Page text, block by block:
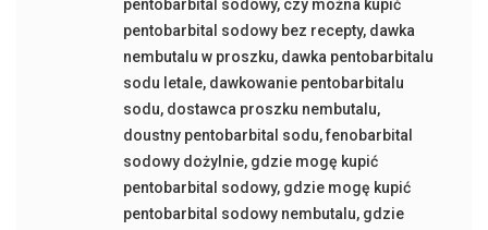
pentobarbital sodowy, czy można kupić
pentobarbital sodowy bez recepty, dawka
nembutalu w proszku, dawka pentobarbitalu
sodu letale, dawkowanie pentobarbitalu
sodu, dostawca proszku nembutalu,
doustny pentobarbital sodu,fenobarbital
sodowy dożylnie, gdzie mogę kupić
pentobarbital sodowy, gdzie mogę kupić
pentobarbital sodowy nembutalu, gdzie